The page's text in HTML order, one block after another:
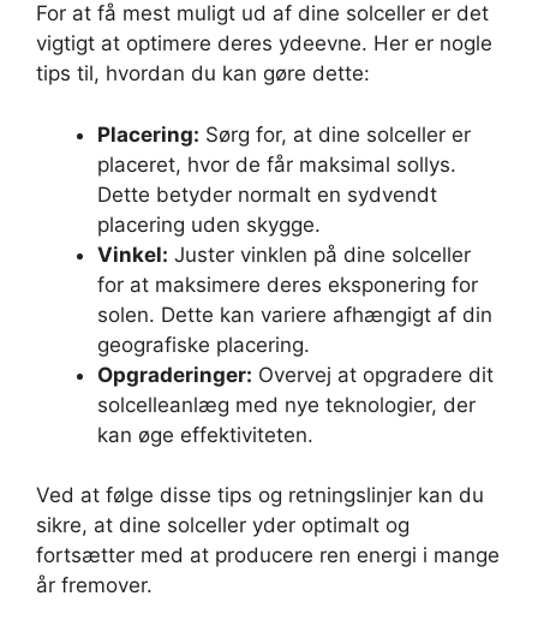
For at få mest muligt ud af dine solceller er det
vigtigt at optimere deres ydeevne. Her er nogle
tips til, hvordan du kan gøre dette:
Placering: Sørg for, at dine solceller er
placeret, hvor de får maksimal sollys.
Dette betyder normalt en sydvendt
placering uden skygge.
Vinkel: Juster vinklen på dine solceller
for at maksimere deres eksponering for
solen. Dette kan variere afhængigt af din
geografiske placering.
Opgraderinger: Overvej at opgradere dit
solcelleanlæg med nye teknologier, der
kan øge effektiviteten.
Ved at følge disse tips og retningslinjer kan du
sikre, at dine solceller yder optimalt og
fortsætter med at producere ren energi i mange
år fremover.